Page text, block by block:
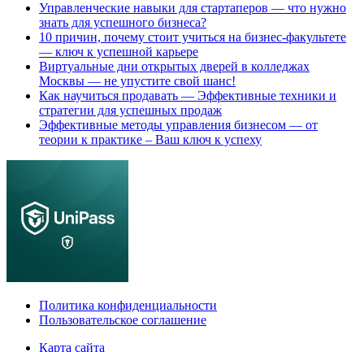
Управленческие навыки для стартаперов — что нужно
знать для успешного бизнеса?
10 причин, почему стоит учиться на бизнес-факультете
— ключ к успешной карьере
Виртуальные дни открытых дверей в колледжах
Москвы — не упустите свой шанс!
Как научиться продавать — Эффективные техники и
стратегии для успешных продаж
Эффективные методы управления бизнесом — от
теории к практике – Ваш ключ к успеху
Политика конфиденциальности
Пользовательское соглашение
Карта сайта